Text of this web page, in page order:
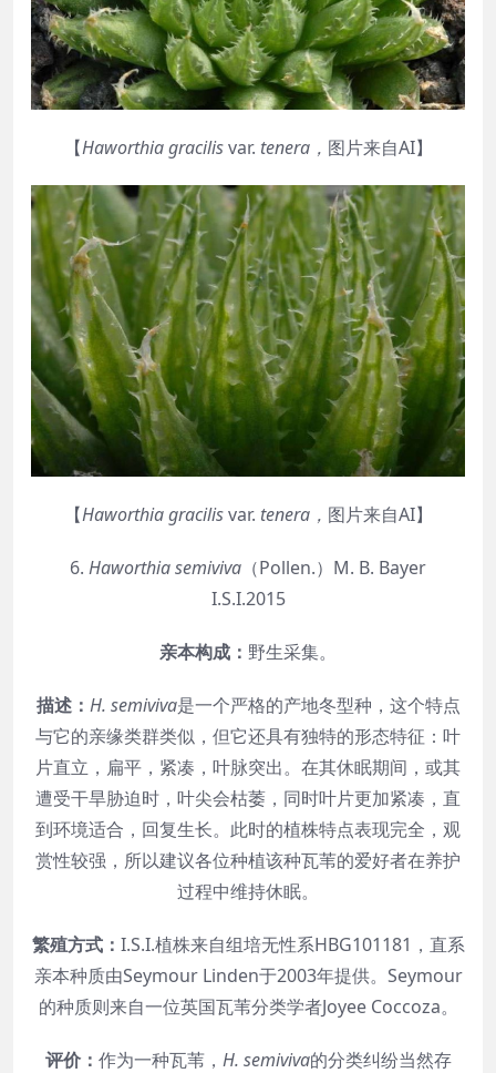
【Haworthia gracilisvar. tenera， 图片来自AI】
【Haworthia gracilisvar. tenera， 图片来自AI】
6. Haworthiasemiviva （Pollen.）M. B. Bayer
I.S.I.2015
亲本构成： 野生采集。
描述： H. semiviva是一个严格的产地冬型种，这个特点
与它的亲缘类群类似，但它还具有独特的形态特征：叶
片直立，扁平，紧凑，叶脉突出。在其休眠期间，或其
遭受干旱胁迫时，叶尖会枯萎，同时叶片更加紧凑，直
到环境适合，回复生长。此时的植株特点表现完全，观
赏性较强，所以建议各位种植该种瓦苇的爱好者在养护
过程中维持休眠。
繁殖方式： I.S.I.植株来自组培无性系HBG101181，直系
亲本种质由Seymour Linden于2003年提供。Seymour
的种质则来自一位英国瓦苇分类学者Joyee Coccoza。
评价： 作为一种瓦苇， H. semiviva的分类纠纷当然存